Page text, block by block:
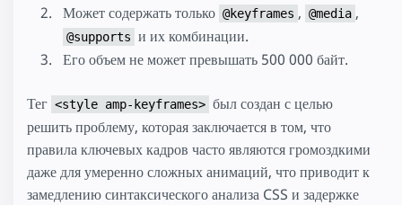
Может содержать только @keyframes , @media ,
@supports и их комбинации.
Его объем не может превышать 500 000 байт.
Тег <style amp-keyframes> был создан с целью
решить проблему, которая заключается в том, что
правила ключевых кадров часто являются громоздкими
даже для умеренно сложных анимаций, что приводит к
замедлению синтаксического анализа CSS и задержке